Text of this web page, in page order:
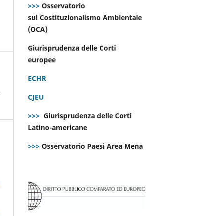
>>> Osservatorio
sul Costituzionalismo Ambientale
(OCA)
Giurisprudenza delle Corti
europee
ECHR
CJEU
>>> Giurisprudenza delle Corti
Latino-americane
>>> Osservatorio Paesi Area Mena